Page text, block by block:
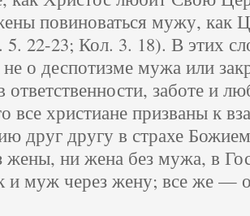
повиноваться мужу, как
22-23; Кол. 3. 18). В этих
о деспотизме мужа или
ответственности, заботе и
все христиане призваны к
друг другу в страхе
жены, ни жена без мужа, в
и муж через жену; все же —